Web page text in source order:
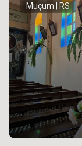
Muçum | RS